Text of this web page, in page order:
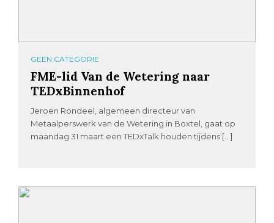
GEEN CATEGORIE
FME-lid Van de Wetering naar
TEDxBinnenhof
Jeroen Rondeel, algemeen directeur van
Metaalperswerk van de Wetering in Boxtel, gaat op
maandag 31 maart een TEDxTalk houden tijdens […]